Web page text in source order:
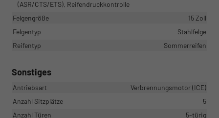
(ASR/CTS/ETS), Reifendruckkontrolle
Felgengröße
15 Zoll
Felgentyp
Stahlfelge
Reifentyp
Sommerreifen
Sonstiges
Antriebsart
Verbrennungsmotor (ICE)
Anzahl Sitzplätze
5
Anzahl Türen
5-türig